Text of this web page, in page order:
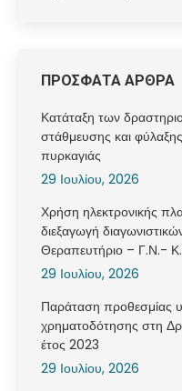
ΠΡΟΣΦΑΤΑ ΑΡΘΡΑ
Κατάταξη των
στάθμευσης και
πυρκαγιάς
29 Ιουλίου, 2026
Χρήση ηλεκτρονικής
διεξαγωγή
Θεραπευτήριο – Γ.Ν.-
29 Ιουλίου, 2026
Παράταση προθεσμίας
χρηματοδότησης στη
έτος 2023
29 Ιουλίου, 2026